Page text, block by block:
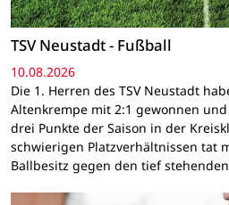
TSV Neustadt - Fußball
10.08.2026
Die 1. Herren des TSV Neustadt
Altenkrempe mit 2:1 gewonnen
drei Punkte der Saison in der
schwierigen Platzverhältnissen tat
Ballbesitz gegen den tief